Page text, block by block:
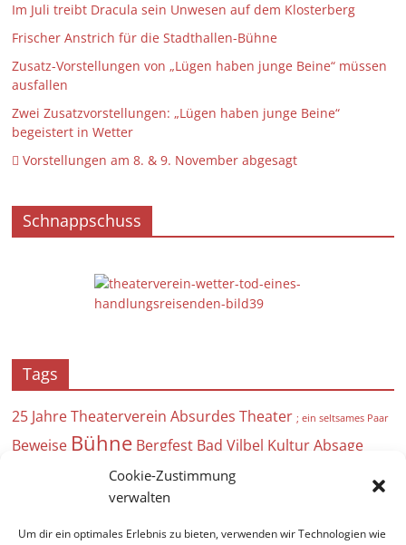
Cookie-Zustimmung
verwalten
Um dir ein optimales Erlebnis zu bieten, verwenden wir Technologien wie
Im Juli treibt Dracula sein Unwesen auf dem Klosterberg
Frischer Anstrich für die Stadthallen-Bühne
Zusatz-Vorstellungen von „Lügen haben junge Beine“ müssen
ausfallen
Zwei Zusatzvorstellungen: „Lügen haben junge Beine“
begeistert in Wetter
 Vorstellungen am 8. & 9. November abgesagt
Schnappschuss
Tags
25 Jahre Theaterverein Absurdes Theater ; ein seltsames Paar
Beweise Bühne Bergfest Bad Vilbel Kultur Absage
AnstrichAuf hoher See
Burgfestspiele
Brecht